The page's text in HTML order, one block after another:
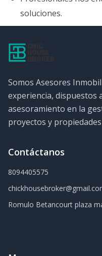
soluciones.
Somos Asesores
experiencia, dispuestos
asesoramiento en la
proyectos y
Contáctanos
8094405575
Romulo Betancourt plaza